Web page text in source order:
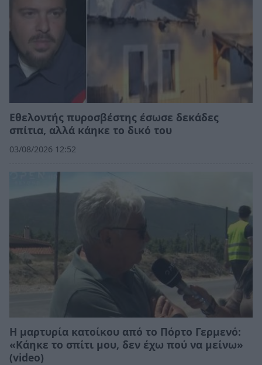
Εθελοντής πυροσβέστης έσωσε δεκάδες
σπίτια, αλλά κάηκε το δικό του
03/08/2026 12:52
Η μαρτυρία κατοίκου από το Πόρτο Γερμενό:
«Κάηκε το σπίτι μου, δεν έχω πού να μείνω»
(video)